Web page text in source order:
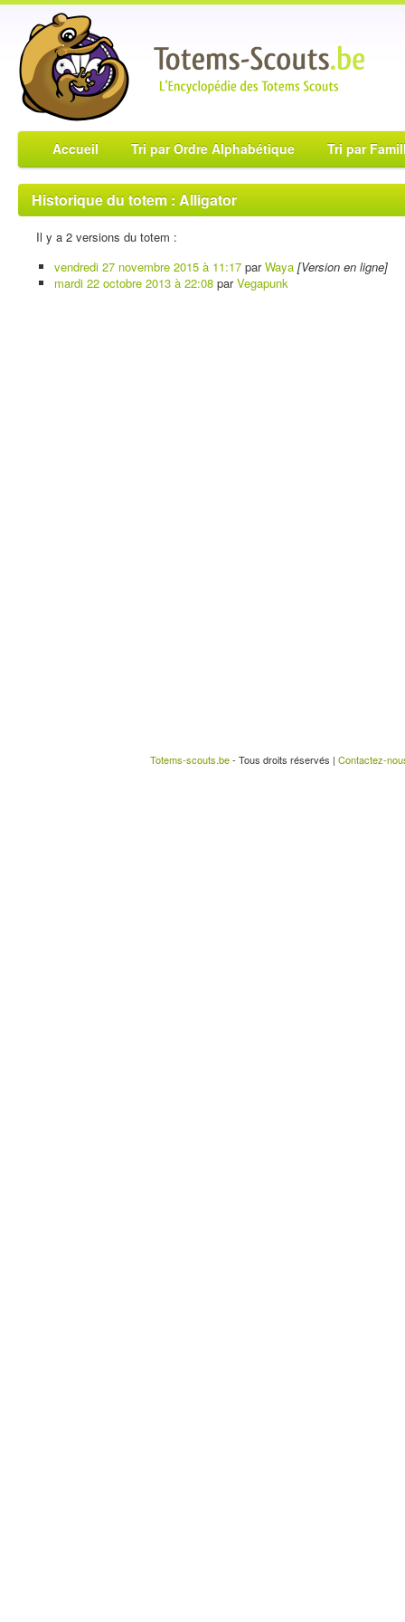
Accueil Tri par Ordre Alphabétique Tri par
Historique du totem : Alligator
Il y a 2 versions du totem :
vendredi 27 novembre 2015 à 11:17 parWaya [Version en ligne]
mardi 22 octobre 2013 à 22:08 parVegapunk
Totems-scouts.be- Tous droits réservés | Contactez-